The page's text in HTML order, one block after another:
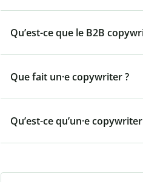
Qu’est-ce que le B2B
Que fait un·e copywriter ?
Qu’est-ce qu’un·e copywriter